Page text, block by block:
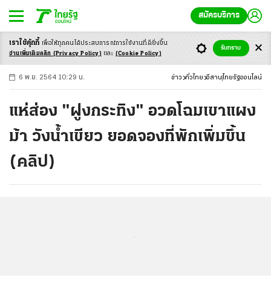
สมัครบริการ
-ก ก ก+
6 พ.ย. 2564 10:29 น. ข่าว ทั่วไทย อีสาน ไทยรัฐออนไลน์
แห่ส่อง "ฝูงกระทิง" อวดโฉมเขาแผง
ม้า วังน้ำเขียว ยอดจองที่พักเพิ่มขึ้น
(คลิป)
เราใช้คุ้กกี้ เพื่อให้ทุกคนได้ประสบการณ์การใช้งานที่ดียิ่งขึ้น
อ่านเพิ่มเติมคลิก (Privacy Policy) และ (Cookie Policy)
รับทราบ